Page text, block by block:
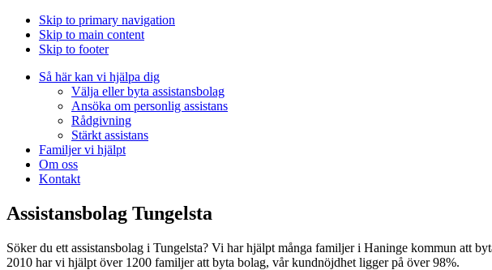
Skip to primary navigation
Skip to main content
Skip to footer
Så här kan vi hjälpa dig
Välja eller byta assistansbolag
Ansöka om personlig assistans
Rådgivning
Stärkt assistans
Familjer vi hjälpt
Om oss
Kontakt
Assistansbolag Tungelsta
Söker du ett assistansbolag i Tungelsta? Vi har hjälpt många familjer i Haninge kommun att
2010 har vi hjälpt över 1200 familjer att byta bolag, vår kundnöjdhet ligger på över 98%.